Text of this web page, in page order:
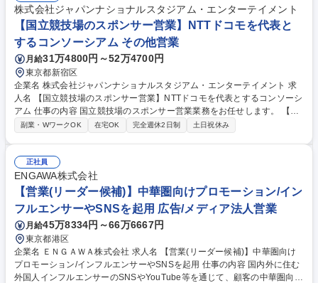
ョン設計/実施後のフィードバック収集、満足度可視化、次回改善提案■地
域住民向け冊子の共同制作・発行提案 募集職種 【大阪】自治体営業/イベ
ント企画提案/プライム市場上場
株式会社ジャパンナショナルスタジアム・エンターテイメント
【国立競技場のスポンサー営業】NTTドコモを代表と
するコンソーシアム その他営業
月給31万4800円～52万4700円
東京都新宿区
企業名 株式会社ジャパンナショナルスタジアム・エンターテイメント 求
人名 【国立競技場のスポンサー営業】NTTドコモを代表とするコンソーシ
アム 仕事の内容 国立競技場のスポンサー営業業務をお任せします。 【業
務詳細】■NTTドコモなどが出資する「国立競技場」の運営会社における
人物像】■スポーツやエンターテイメント業界の現状を変革して新たな価
値を創造することに強い意欲を有する方 ■新規事業に挑戦する気概を持
ち、未知の課題に対しても柔軟に対応できる方 ■幅広いステークホルダー
と臆さずに円滑なコミュニケーションが取れる方 募集職種 【国立競技場
のスポンサー営業】NTTドコモを代表とするコンソーシアム
副業・WワークOK 在宅OK 完全週休2日制 土日祝休み
正社員
ENGAWA株式会社
【営業(リーダー候補)】中華圏向けプロモーション/イン
フルエンサーやSNSを起用 広告/メディア法人営業
月給45万8334円～66万6667円
東京都港区
企業名 ＥＮＧＡＷＡ株式会社 求人名 【営業(リーダー候補)】中華圏向け
プロモーション/インフルエンサーやSNSを起用 仕事の内容 国内外に住む
外国人インフルエンサーのSNSやYouTube等を通じて、顧客の中華圏向け